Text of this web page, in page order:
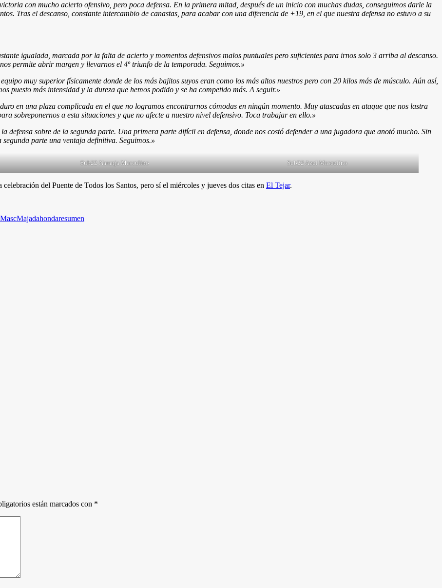
con mucho acierto ofensivo, pero poca defensa. En la primera mitad, después de un inicio con muchas dudas, conseguimos darle la
Tras el descanso, constante intercambio de canastas, para acabar con una diferencia de +19, en el que nuestra defensa no estuvo a su
igualada, marcada por la falta de acierto y momentos defensivos malos puntuales pero suficientes para irnos solo 3 arriba al descanso.
permite abrir margen y llevarnos el 4º triunfo de la temporada. Seguimos.»
muy superior físicamente donde de los más bajitos suyos eran como los más altos nuestros pero con 20 kilos más de músculo. Aún así,
puesto más intensidad y la dureza que hemos podido y se ha competido más. A seguir.»
en una plaza complicada en el que no logramos encontrarnos cómodas en ningún momento. Muy atascadas en ataque que nos lastra
sobreponernos a esta situaciones y que no afecte a nuestro nivel defensivo. Toca trabajar en ello.»
defensa sobre de la segunda parte. Una primera parte difícil en defensa, donde nos costó defender a una jugadora que anotó mucho. Sin
parte una ventaja definitiva. Seguimos.»
Sub22 Naranja Masculino Sub22 Azul Masculino
del Puente de Todos los Santos, pero sí el miércoles y jueves dos citas en El Tejar.
Majadahondaresumen
están marcados con *